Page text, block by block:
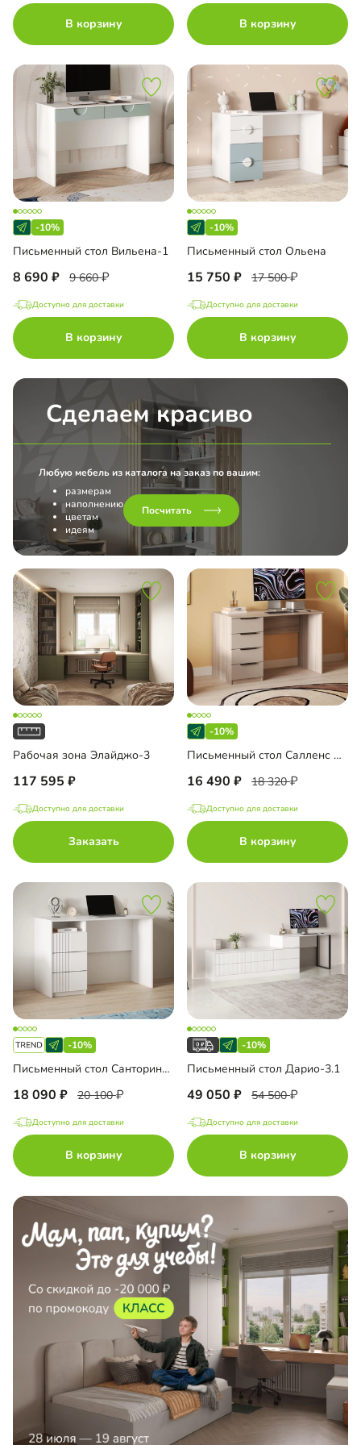
В корзину В корзину
-10%
Письменный стол Вильена-1
8 690 9 660
Доступно для доставки
В корзину
-10%
Письменный стол Ольена
15 750 17 500
Доступно для доставки
В корзину
Сделаем красиво
Любую мебель из каталога на заказ по вашим:
размерам
наполнению
цветам
идеям
Посчитать
Рабочая зона Элайджо-3
117 595
Доступно для доставки
Заказать
-10%
Письменный стол Салленс Премиум
16 490 18 320
Доступно для доставки
В корзину
-10%
Письменный стол Санторини Лайф
18 090 20 100
Доступно для доставки
В корзину
-10%
Письменный стол Дарио-3.1
49 050 54 500
Доступно для доставки
В корзину